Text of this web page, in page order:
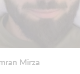
Mirza